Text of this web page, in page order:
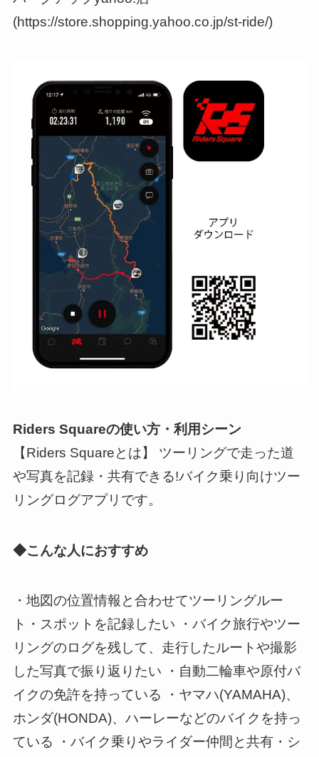
(https://store.shopping.yahoo.co.jp/st-ride/)
Riders Squareの使い方・利用シーン
【Riders Squareとは】 ツーリングで走った道
や写真を記録・共有できる!バイク乗り向けツー
リングログアプリです。
◆こんな人におすすめ
・地図の位置情報と合わせてツーリングルー
ト・スポットを記録したい ・バイク旅行やツー
リングのログを残して、走行したルートや撮影
した写真で振り返りたい ・自動二輪車や原付バ
イクの免許を持っている ・ヤマハ(YAMAHA)、
ホンダ(HONDA)、ハーレーなどのバイクを持っ
ている ・バイク乗りやライダー仲間と共有・シ